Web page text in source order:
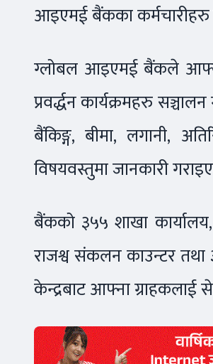
आइएमई बैंकका कर्मचारीहरु
ग्लोबल आइएमई बैंकले आफ्ना
प्रवर्द्धन कार्यक्रमहरु
बैंकिङ्ग, बीमा, लगानी,
विषयवस्तुमा जानकारी
बैंकको ३५५ शाखा
राजश्व संकलन काउन्टर तथा
केन्द्रबाट आफ्ना ग्राहकलाई